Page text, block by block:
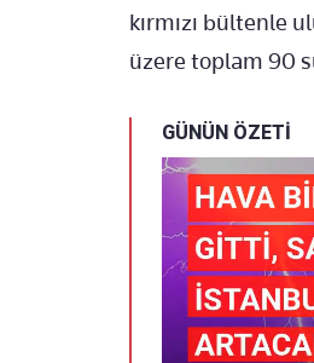
kırmızı bültenle
üzere toplam 90
GÜNÜN ÖZETİ